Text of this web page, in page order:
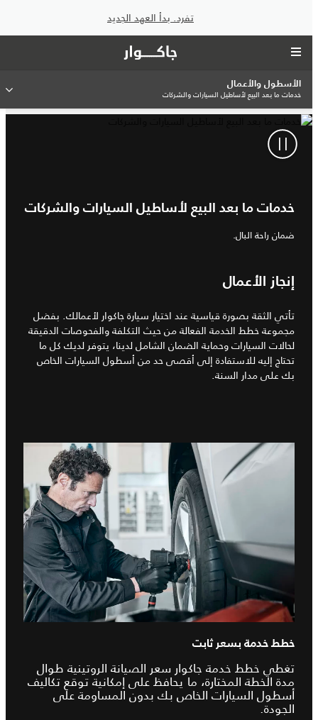
تفرد. بدأ العهد الجديد
الأسطول والأعمال
خدمات ما بعد البيع لأساطيل السيارات والشركات
خدمات ما بعد البيع لأساطيل السيارات والشركات
ضمان راحة البال.
إنجاز الأعمال
تأتي الثقة بصورة قياسية عند اختيار سيارة جاكوار لأعمالك. بفضل
مجموعة خطط الخدمة الفعالة من حيث التكلفة والفحوصات الدقيقة
لحالات السيارات وحماية الضمان الشامل لدينا، يتوفر لديك كل ما
تحتاج إليه للاستفادة إلى أقصى حد من أسطول السيارات الخاص
بك على مدار السنة.
خطط خدمة بسعر ثابت
تغطي خطط خدمة جاكوار سعر الصيانة الروتينية طوال
مدة الخطة المختارة، ما يحافظ على إمكانية توقع تكاليف
أسطول السيارات الخاص بك بدون المساومة على
الجودة.